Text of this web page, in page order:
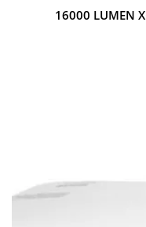
16000 LUMEN